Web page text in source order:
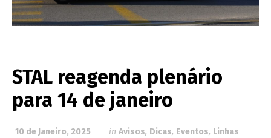
STAL reagenda plenário
para 14 de janeiro
10 de Janeiro, 2025 in Avisos, Dicas, Eventos, Linhas